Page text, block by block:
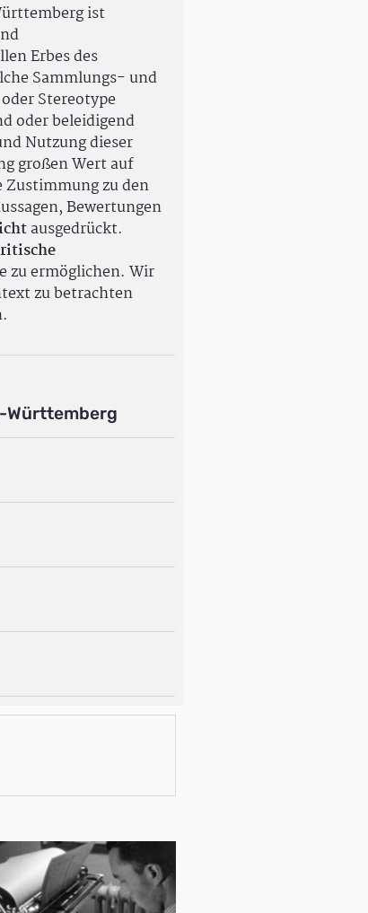
ist
Erbes des
Sammlungs- und
Stereotype
oder beleidigend
Nutzung dieser
großen Wert auf
Zustimmung zu den
Bewertungen
ausgedrückt.
zu ermöglichen. Wir
zu betrachten
Württemberg